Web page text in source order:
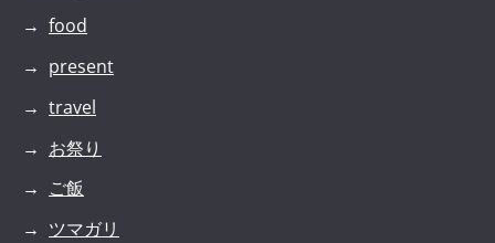
food
present
travel
お祭り
ご飯
ツマガリ